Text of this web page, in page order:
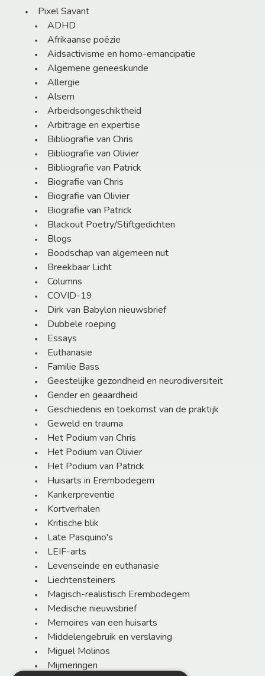
Pixel Savant
ADHD
Afrikaanse poëzie
Aidsactivisme en homo-emancipatie
Algemene geneeskunde
Allergie
Alsem
Arbeidsongeschiktheid
Arbitrage en expertise
Bibliografie van Chris
Bibliografie van Olivier
Bibliografie van Patrick
Biografie van Chris
Biografie van Olivier
Biografie van Patrick
Blackout Poetry/Stiftgedichten
Blogs
Boodschap van algemeen nut
Breekbaar Licht
Columns
COVID-19
Dirk van Babylon nieuwsbrief
Dubbele roeping
Essays
Euthanasie
Familie Bass
Geestelijke gezondheid en neurodiversiteit
Gender en geaardheid
Geschiedenis en toekomst van de praktijk
Geweld en trauma
Het Podium van Chris
Het Podium van Olivier
Het Podium van Patrick
Huisarts in Erembodegem
Kankerpreventie
Kortverhalen
Kritische blik
Late Pasquino's
LEIF-arts
Levenseinde en euthanasie
Liechtensteiners
Magisch-realistisch Erembodegem
Medische nieuwsbrief
Memoires van een huisarts
Middelengebruik en verslaving
Miguel Molinos
Mijmeringen